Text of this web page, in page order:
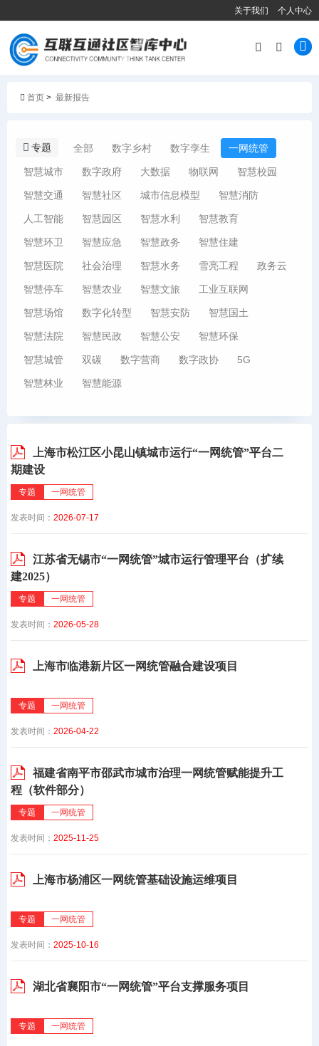
关于我们 个人中心
首页 > 最新报告
专题 全部 数字乡村 数字孪生 一网统管
智慧城市 数字政府 大数据 物联网 智慧校园
智慧交通 智慧社区 城市信息模型 智慧消防
人工智能 智慧园区 智慧水利 智慧教育
智慧环卫 智慧应急 智慧政务 智慧住建
智慧医院 社会治理 智慧水务 雪亮工程 政务云
智慧停车 智慧农业 智慧文旅 工业互联网
智慧场馆 数字化转型 智慧安防 智慧国土
智慧法院 智慧民政 智慧公安 智慧环保
智慧城管 双碳 数字营商 数字政协 5G
智慧林业 智慧能源
上海市松江区小昆山镇城市运行“一网统管”平台二
期建设
专题 一网统管
发表时间： 2026-07-17
江苏省无锡市“一网统管”城市运行管理平台（扩续
建2025）
专题 一网统管
发表时间： 2026-05-28
上海市临港新片区一网统管融合建设项目
专题 一网统管
发表时间： 2026-04-22
福建省南平市邵武市城市治理一网统管赋能提升工
程（软件部分）
专题 一网统管
发表时间： 2025-11-25
上海市杨浦区一网统管基础设施运维项目
专题 一网统管
发表时间： 2025-10-16
湖北省襄阳市“一网统管”平台支撑服务项目
专题 一网统管